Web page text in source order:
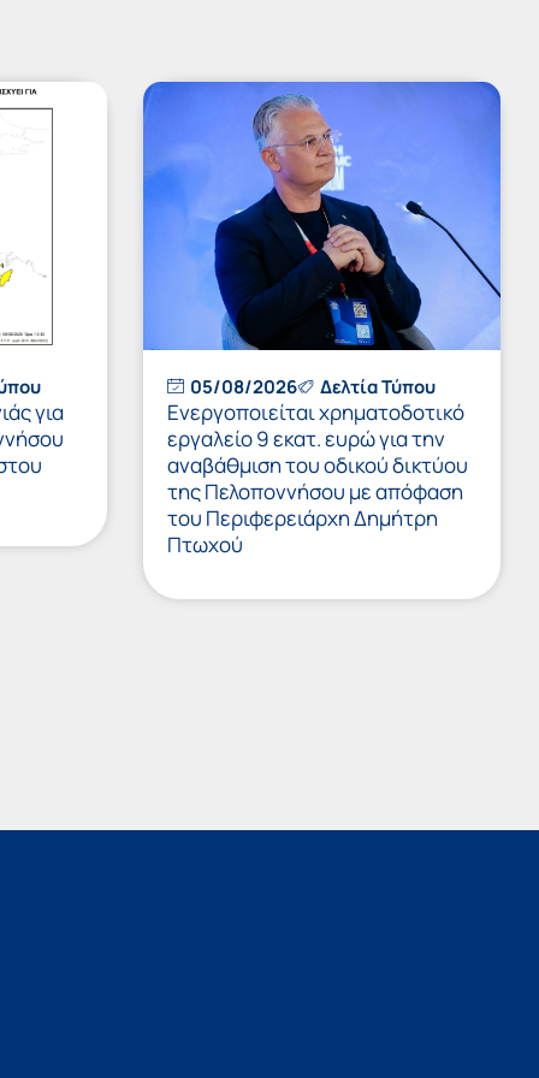
για
05/08/2026 Δελτία Τύπου
Ενεργοποιείται χρηματοδοτικό
εργαλείο 9 εκατ. ευρώ για την
αναβάθμιση του οδικού δικτύου
της Πελοποννήσου με απόφαση
του Περιφερειάρχη Δημήτρη
Πτωχού